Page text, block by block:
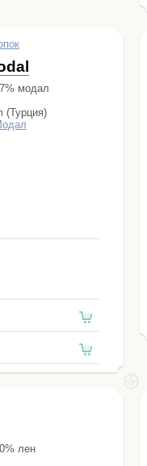
модал
(Турция)
лен